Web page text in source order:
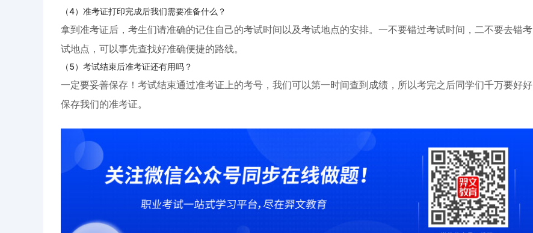
（4）准考证打印完成后我们需要准备什么？
拿到准考证后，考生们请准确的记住自己的考试时间以及考试地点的安排。一不要错过考试时间，二不要去错考
试地点，可以事先查找好准确便捷的路线。
（5）考试结束后准考证还有用吗？
一定要妥善保存！考试结束通过准考证上的考号，我们可以第一时间查到成绩，所以考完之后同学们千万要好好
保存我们的准考证。